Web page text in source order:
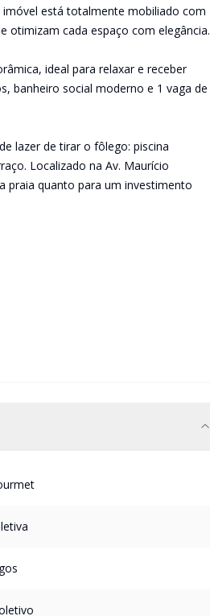
está totalmente mobiliado com
otimizam cada espaço com elegância.
ideal para relaxar e receber
banheiro social moderno e 1 vaga de
lazer de tirar o fôlego: piscina
Localizado na Av. Maurício
praia quanto para um investimento